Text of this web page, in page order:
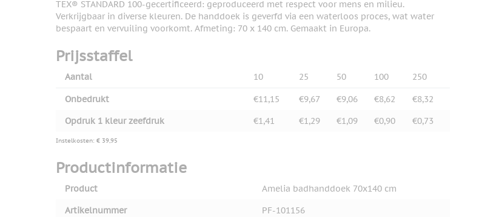
TEX® STANDARD 100-gecertificeerd: geproduceerd met respect voor mens en milieu.
Verkrijgbaar in diverse kleuren. De handdoek is geverfd via een waterloos proces, wat water
bespaart en vervuiling voorkomt. Afmeting: 70 x 140 cm. Gemaakt in Europa.
Prijsstaffel
Aantal 10 25 50 100 250
Onbedrukt €11,15 €9,67 €9,06 €8,62
€8,32
Opdruk 1 kleur zeefdruk
€1,41 €1,29 €1,09 €0,90 €0,73
Instelkosten: € 39,95
Productinformatie
Product
Amelia badhanddoek 70x140 cm
Artikelnummer
PF-101156